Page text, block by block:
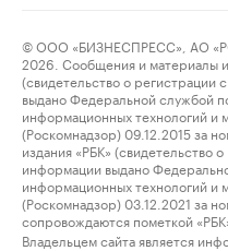
© ООО «БИЗНЕСПРЕСС», АО
2026. Сообщения и материалы
(свидетельство о регистрации
выдано Федеральной службой
информационных технологий и
(Роскомнадзор) 09.12.2015 за
издания «РБК» (свидетельство
информации выдано
информационных технологий и
(Роскомнадзор) 03.12.2021 за
сопровождаются пометкой
Владельцем сайта является